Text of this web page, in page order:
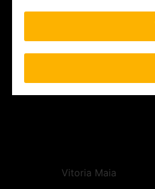
Vitoria Maia